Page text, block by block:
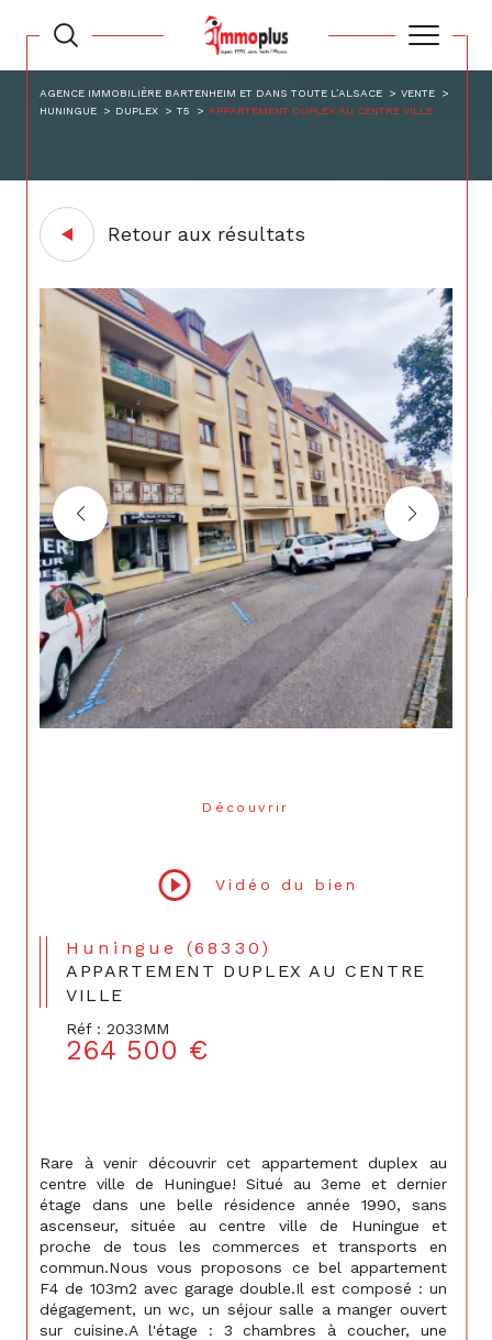
AGENCE IMMOBILIÈRE BARTENHEIM ET DANS TOUTE L’ALSACE
VENTE
HUNINGUE
DUPLEX T5 APPARTEMENT DUPLEX AU CENTRE VILLE
Retour aux résultats
Découvrir
Vidéo du bien
Huningue (68330)
APPARTEMENT DUPLEX AU CENTRE
VILLE
Réf : 2033MM
264 500 €
Rare à venir découvrir cet appartement duplex au
centre ville de Huningue! Situé au 3eme et dernier
étage dans une belle résidence année 1990, sans
ascenseur, située au centre ville de Huningue et
proche de tous les commerces et transports en
commun.Nous vous proposons ce bel appartement
F4 de 103m2 avec garage double.Il est composé : un
dégagement, un wc, un séjour salle a manger ouvert
sur cuisine.A l'étage : 3 chambres à coucher, une